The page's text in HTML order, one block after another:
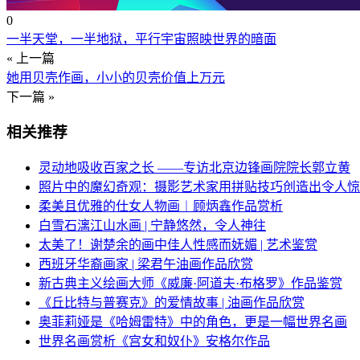
0
一半天堂，一半地狱，平行宇宙照映世界的暗面
« 上一篇
她用贝壳作画，小小的贝壳价值上万元
下一篇 »
相关推荐
灵动地吸收百家之长 ——专访北京边锋画院院长郭立黄
照片中的魔幻奇观：摄影艺术家用拼贴技巧创造出令人
柔美且优雅的仕女人物画︱顾炳鑫作品赏析
白雪石漓江山水画 | 宁静悠然，令人神往
太美了！谢楚余的画中佳人性感而妩媚 | 艺术鉴赏
西班牙华裔画家 | 梁君午油画作品欣赏
新古典主义绘画大师《威廉·阿道夫·布格罗》作品鉴赏
《丘比特与普赛克》的爱情故事 | 油画作品欣赏
奥菲莉娅是《哈姆雷特》中的角色，更是一幅世界名画
世界名画赏析《宫女和奴仆》安格尔作品